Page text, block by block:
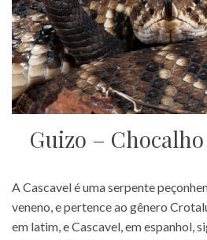
Guizo –
A Cascavel é uma serpente
veneno, e pertence ao gênero
em latim, e Cascavel, em espanhol,